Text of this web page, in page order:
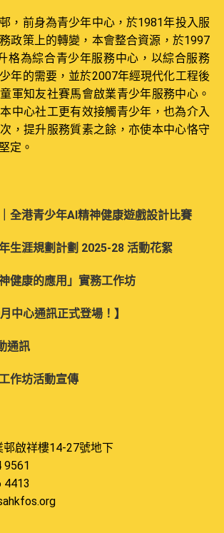
，前身為青少年中心，於1981年投入服
政策上的轉變，本會整合資源，於1997
格為綜合青少年服務中心，以綜合服務
年的需要，並於2007年經現代化工程後
軍知友社賽馬會啟業青少年服務中心。
中心社工更有效接觸青少年，也為介入
，提升服務質素之餘，亦使本中心恪守
定。
全港青少年AI精神健康遊戲設計比賽
生涯規劃計劃 2025-28 活動花絮
健康的應用」實務工作坊
中心通訊正式登場！】
通訊
作坊活動宣傳
邨啟祥樓14-27號地下
9561
4413